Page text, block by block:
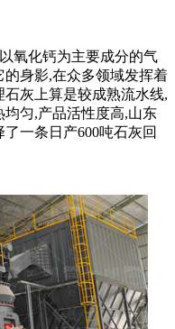
氧化钙为主要成分的气
身影,在众多领域发挥着
灰上算是较成熟流水线,
匀,产品活性度高,山东
一条日产600吨石灰回